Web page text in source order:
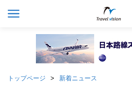
トップページ 新着ニュース